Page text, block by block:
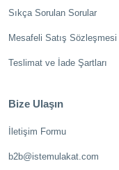
Sıkça Sorulan Sorular
Mesafeli Satış Sözleşmesi
Teslimat ve İade Şartları
Bize Ulaşın
İletişim Formu
b2b@istemulakat.com